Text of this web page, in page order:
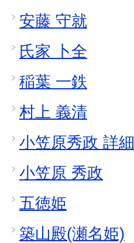
安藤 守就
氏家 卜全
稲葉 一鉄
村上 義清
小笠原秀政 詳細
小笠原 秀政
五徳姫
築山殿(瀬名姫)